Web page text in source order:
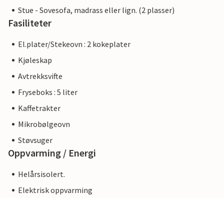
Stue - Sovesofa, madrass eller lign. (2 plasser)
Fasiliteter
El.plater/Stekeovn : 2 kokeplater
Kjøleskap
Avtrekksvifte
Fryseboks : 5 liter
Kaffetrakter
Mikrobølgeovn
Støvsuger
Oppvarming / Energi
Helårsisolert.
Elektrisk oppvarming